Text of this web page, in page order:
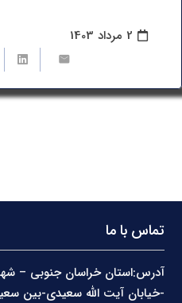
2 مرداد 1403
تماس با ما
آدرس:استان خراسان جنوبی –